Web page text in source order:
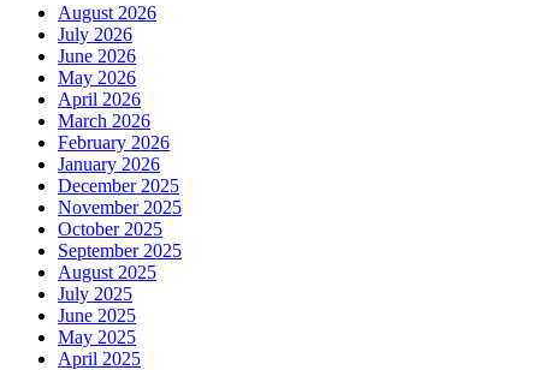
August 2026
July 2026
June 2026
May 2026
April 2026
March 2026
February 2026
January 2026
December 2025
November 2025
October 2025
September 2025
August 2025
July 2025
June 2025
May 2025
April 2025